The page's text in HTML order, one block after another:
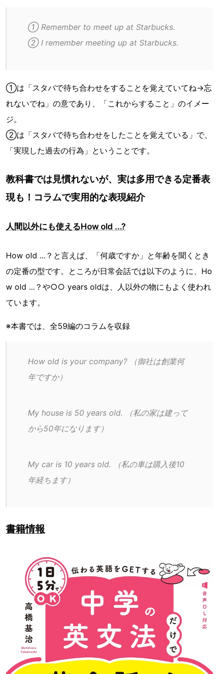
① Remember to meet up at Starbucks.
② I remember meeting up at Starbucks.
①は「スタバで待ち合わせをすることを覚えていてね→忘
れないでね」の意であり、「これからすること」のイメー
ジ。
②は「スタバで待ち合わせをしたことを覚えている」で、
「実現した過去の行為」ということです。
教科書では見慣れないが、実は多用できる定番表
現も！コラムで実用的な表現紹介
人間以外にも使えるHow old ...?
How old ...？と言えば、「何歳ですか」と年齢を聞くとき
の定番の型です。ところが日常会話では以下のように、Ho
w old ...？や○○ years oldは、人以外の物にもよく使われ
ています。
※本書では、全59編のコラムを収録
How old is your company? （御社は創業何
年ですか）
My house is 50 years old. （私の家は建って
から50年になります）
My car is 10 years old. （私の車は購入後10
年経ちます）
書籍情報